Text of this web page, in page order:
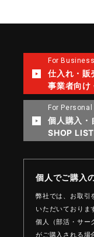
For Business
仕入れ・販
事業者向け
For Personal
個人購入・
SHOP
個人でご購入
弊社では、お取引
いただいておりま
個人（部活・サー
がご購入される場